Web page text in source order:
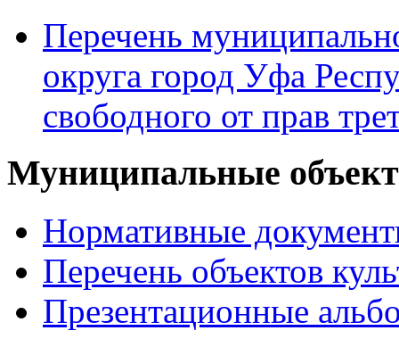
Перечень
округа город Уфа
свободного от прав
Муниципальные
Нормативные
Перечень объектов
Презентационные